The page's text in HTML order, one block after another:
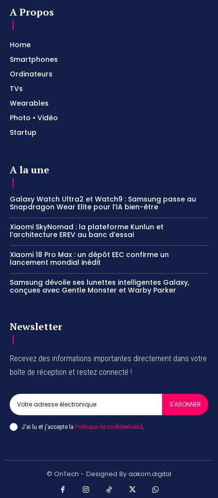
A Propos
Home
Smartphones
Ordinateurs
TVs
Wearables
Photo • Vidéo
Startup
A la une
Galaxy Watch Ultra2 et Watch9 : Samsung passe au
Snapdragon Wear Elite pour l’IA bien-être
Xiaomi SkyNomad : la plateforme Kunlun et
l’architecture EREV au banc d’essai
Xiaomi 18 Pro Max : un dépôt EEC confirme un
lancement mondial inédit
Samsung dévoile ses lunettes intelligentes Galaxy,
conçues avec Gentle Monster et Warby Parker
Newsletter
Recevez des informations importantes directement dans votre
boîte de réception et restez connecté !
S'ABONNER
J'ai lu et j'accepte la Politique de confidentialité
© OnTech - Designed By aakom.digital